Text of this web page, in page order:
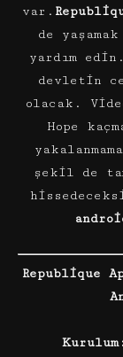
var.
de
yardım
devletin
olacak.
Hope
şekil de
Republique